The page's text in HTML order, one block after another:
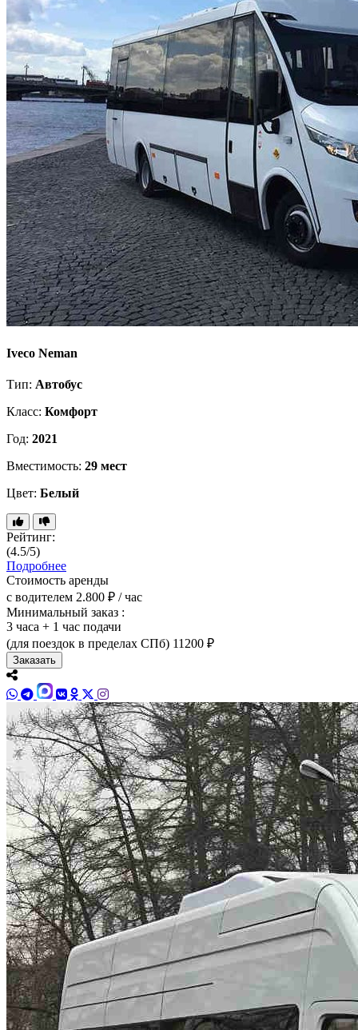
Iveco Neman
Тип: Автобус
Класс: Комфорт
Год: 2021
Вместимость: 29 мест
Цвет: Белый
Рейтинг:
(4.5/5)
Подробнее
Стоимость аренды
с водителем 2.800 ₽ / час
Минимальный заказ :
3 часа + 1 час подачи
(для поездок в пределах СПб) 11200 ₽
Заказать